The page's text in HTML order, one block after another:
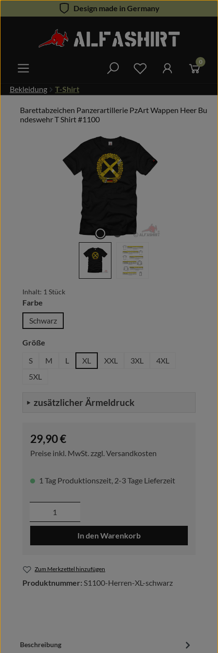
Zum Hauptinhalt springenDesign made in Germany
Du hast 0 0
Bekleidung T-Shirt
Barettabzeichen Panzerartillerie PzArt Wappen Heer Bu
ndeswehr T Shirt #1100
Bildergalerie überspringen
Inhalt: 1 Stück
Farbe
Schwarz
Größe
S
M L XL XXL 3XL
4XL
5XL
zusätzlicher Ärmeldruck
Regulärer Preis:
29,90 €
Preise inkl. MwSt. zzgl. Versandkosten
1 Tag Produktionszeit, 2-3 Tage Lieferzeit
Produkt Anzahl: Gib den gewünschten
In den Warenkorb
Zum Merkzettel hinzufügen
Produktnummer: S1100-Herren-XL-schwarz
Beschreibung